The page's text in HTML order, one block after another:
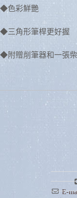
◆色彩鮮艷
◆三角形筆桿更好握
◆附贈削筆器和一張柴
E-